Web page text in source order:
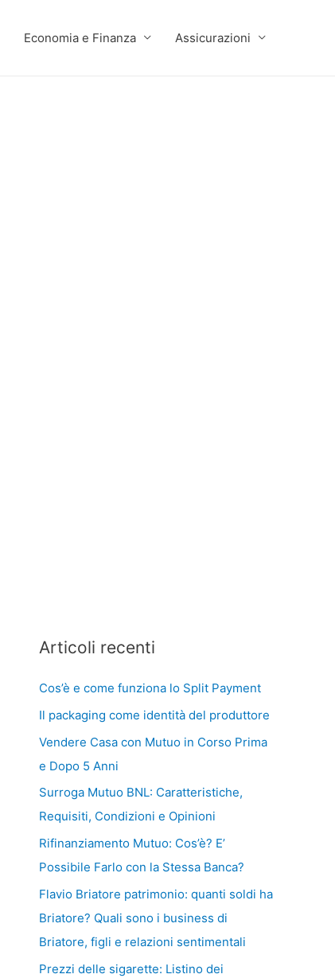
Economia e Finanza Assicurazioni
Articoli recenti
Cos’è e come funziona lo Split Payment
Il packaging come identità del produttore
Vendere Casa con Mutuo in Corso Prima
e Dopo 5 Anni
Surroga Mutuo BNL: Caratteristiche,
Requisiti, Condizioni e Opinioni
Rifinanziamento Mutuo: Cos’è? E’
Possibile Farlo con la Stessa Banca?
Flavio Briatore patrimonio: quanti soldi ha
Briatore? Quali sono i business di
Briatore, figli e relazioni sentimentali
Prezzi delle sigarette: Listino dei